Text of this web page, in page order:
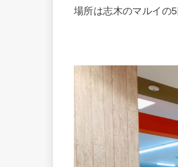
場所は志木のマルイの